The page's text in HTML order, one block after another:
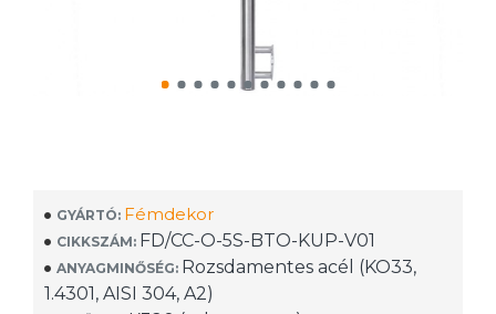
GYÁRTÓ: Fémdekor
CIKKSZÁM: FD/CC-O-5S-BTO-KUP-V01
ANYAGMINŐSÉG: Rozsdamentes acél (KO33,
1.4301, AISI 304, A2)